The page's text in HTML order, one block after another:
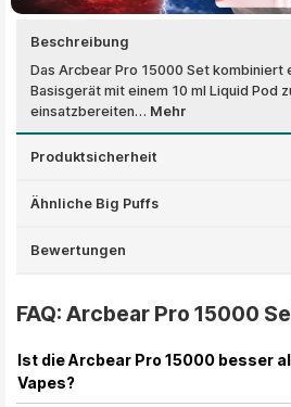
Beschreibung
Das Arcbear Pro 15000 Set kombiniert
Basisgerät mit einem 10 ml Liquid Pod
einsatzbereiten… Mehr
Produktsicherheit
Ähnliche Big Puffs
Bewertungen
FAQ: Arcbear Pro 15000
Ist die Arcbear Pro 15000 besser
Vapes?